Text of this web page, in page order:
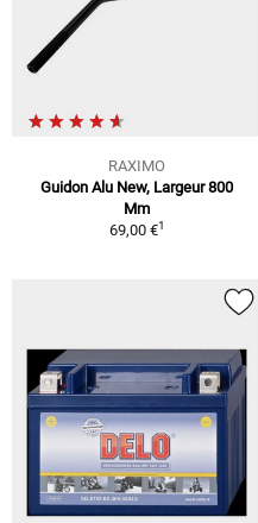
RAXIMO
Guidon Alu New, Largeur 800
Mm
69,00 €1